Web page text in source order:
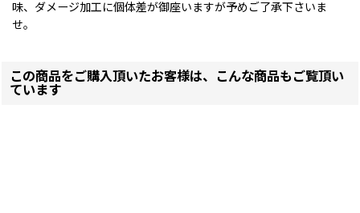
味、ダメージ加工に個体差が御座いますが予めご了承下さいま
せ。
この商品をご購入頂いたお客様は、こんな商品もご覧頂い
ています